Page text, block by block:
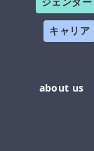
ジェンダー
キャリア
about us